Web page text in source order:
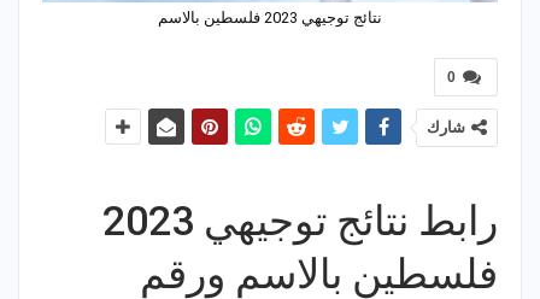
نتائج توجيهي 2023 فلسطين بالاسم
0
شارك
رابط نتائج توجيهي 2023
فلسطين بالاسم ورقم